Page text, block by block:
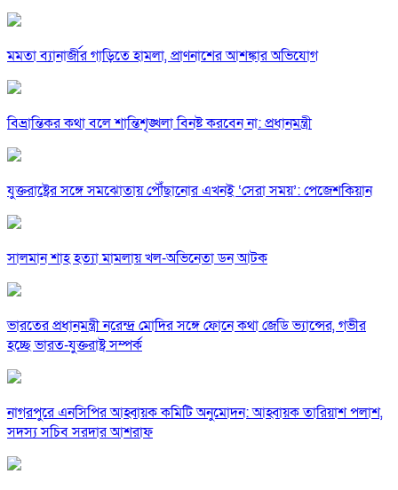
মমতা ব্যানার্জীর গাড়িতে হামলা, প্রাণনাশের আশঙ্কার অভিযোগ
বিভ্রান্তিকর কথা বলে শান্তিশৃঙ্খলা বিনষ্ট করবেন না: প্রধানমন্ত্রী
যুক্তরাষ্ট্রের সঙ্গে সমঝোতায় পৌঁছানোর এখনই ‘সেরা সময়’: পেজেশকিয়ান
সালমান শাহ হত্যা মামলায় খল-অভিনেতা ডন আটক
ভারতের প্রধানমন্ত্রী নরেন্দ্র মোদির সঙ্গে ফোনে কথা জেডি ভ্যান্সের, গভীর
হচ্ছে ভারত-যুক্তরাষ্ট্র সম্পর্ক
নাগরপুরে এনসিপির আহ্বায়ক কমিটি অনুমোদন: আহ্বায়ক তারিয়াশ পলাশ,
সদস্য সচিব সরদার আশরাফ